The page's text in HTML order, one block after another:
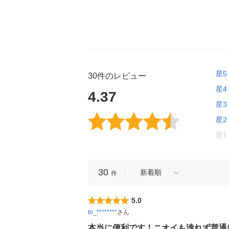
30件のレビュー
4.37
星5
星4
星3
星2
星1
30 件 新着順
5.0
to_********さん